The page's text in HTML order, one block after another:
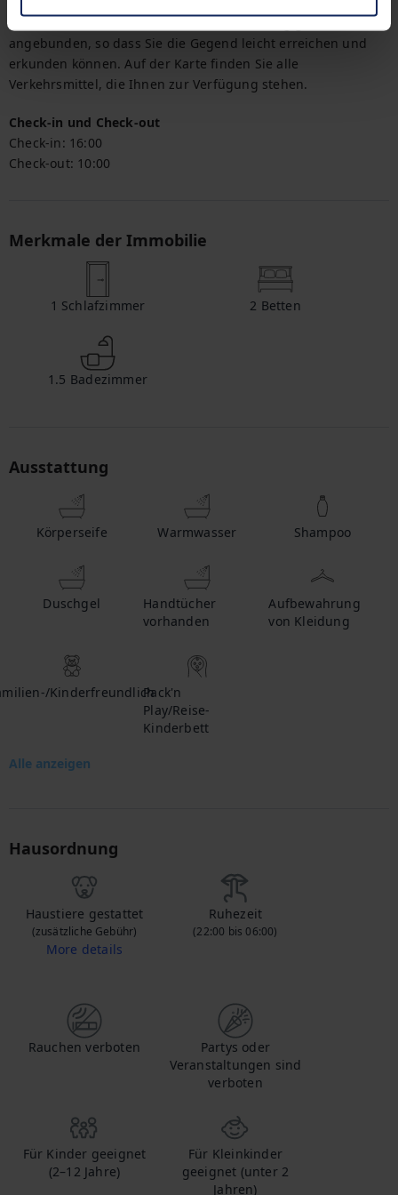
Dank der Nähe zum Bahnhof ist die Wohnung gut
angebunden, so dass Sie die Gegend leicht erreichen und
erkunden können. Auf der Karte finden Sie alle
Verkehrsmittel, die Ihnen zur Verfügung stehen.
Check-in und Check-out
Check-in: 16:00
Check-out: 10:00
Merkmale der Immobilie
1 Schlafzimmer 2 Betten
1.5 Badezimmer
Ausstattung
Körperseife Warmwasser Shampoo
Duschgel
Handtücher
vorhanden
Aufbewahrung
von Kleidung
KinderfreundlichPack'n
Play/Reise-
Kinderbett
Alle anzeigen
Hausordnung
Haustiere gestattet
(zusätzliche Gebühr)
More details
Ruhezeit
(22:00 bis 06:00)
Rauchen verboten
Partys oder
Veranstaltungen sind
verboten
Für Kinder geeignet
(2–12 Jahre)
Für Kleinkinder
geeignet (unter 2
Jahren)